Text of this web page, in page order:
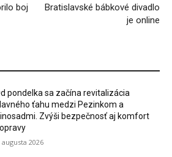
boj
Bratislavské bábkové divadlo
je online
pondelka sa začína revitalizácia
ťahu medzi Pezinkom a
Zvýši bezpečnosť aj komfort
augusta 2026